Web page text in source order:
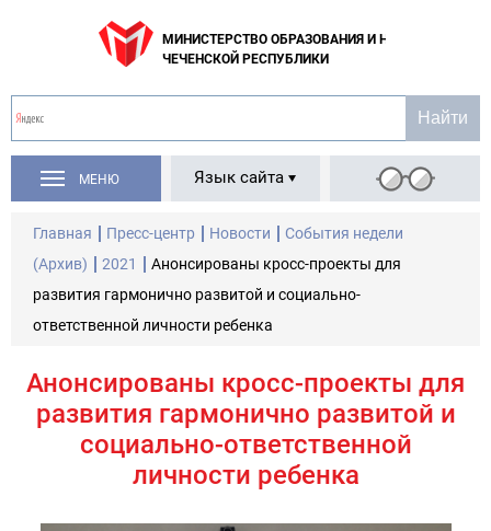
МИНИСТЕРСТВО ОБРАЗОВАНИЯ И НАУКИ
ЧЕЧЕНСКОЙ РЕСПУБЛИКИ
МЕНЮ Язык сайта
Главная Пресс-центр Новости
События недели
(Архив)
2021
Анонсированы кросс-проекты для
развития гармонично развитой и социально-
ответственной личности ребенка
Анонсированы кросс-проекты для
развития гармонично развитой и
социально-ответственной
личности ребенка